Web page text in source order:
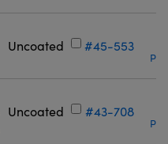
Uncoated #45-553
Uncoated #43-708